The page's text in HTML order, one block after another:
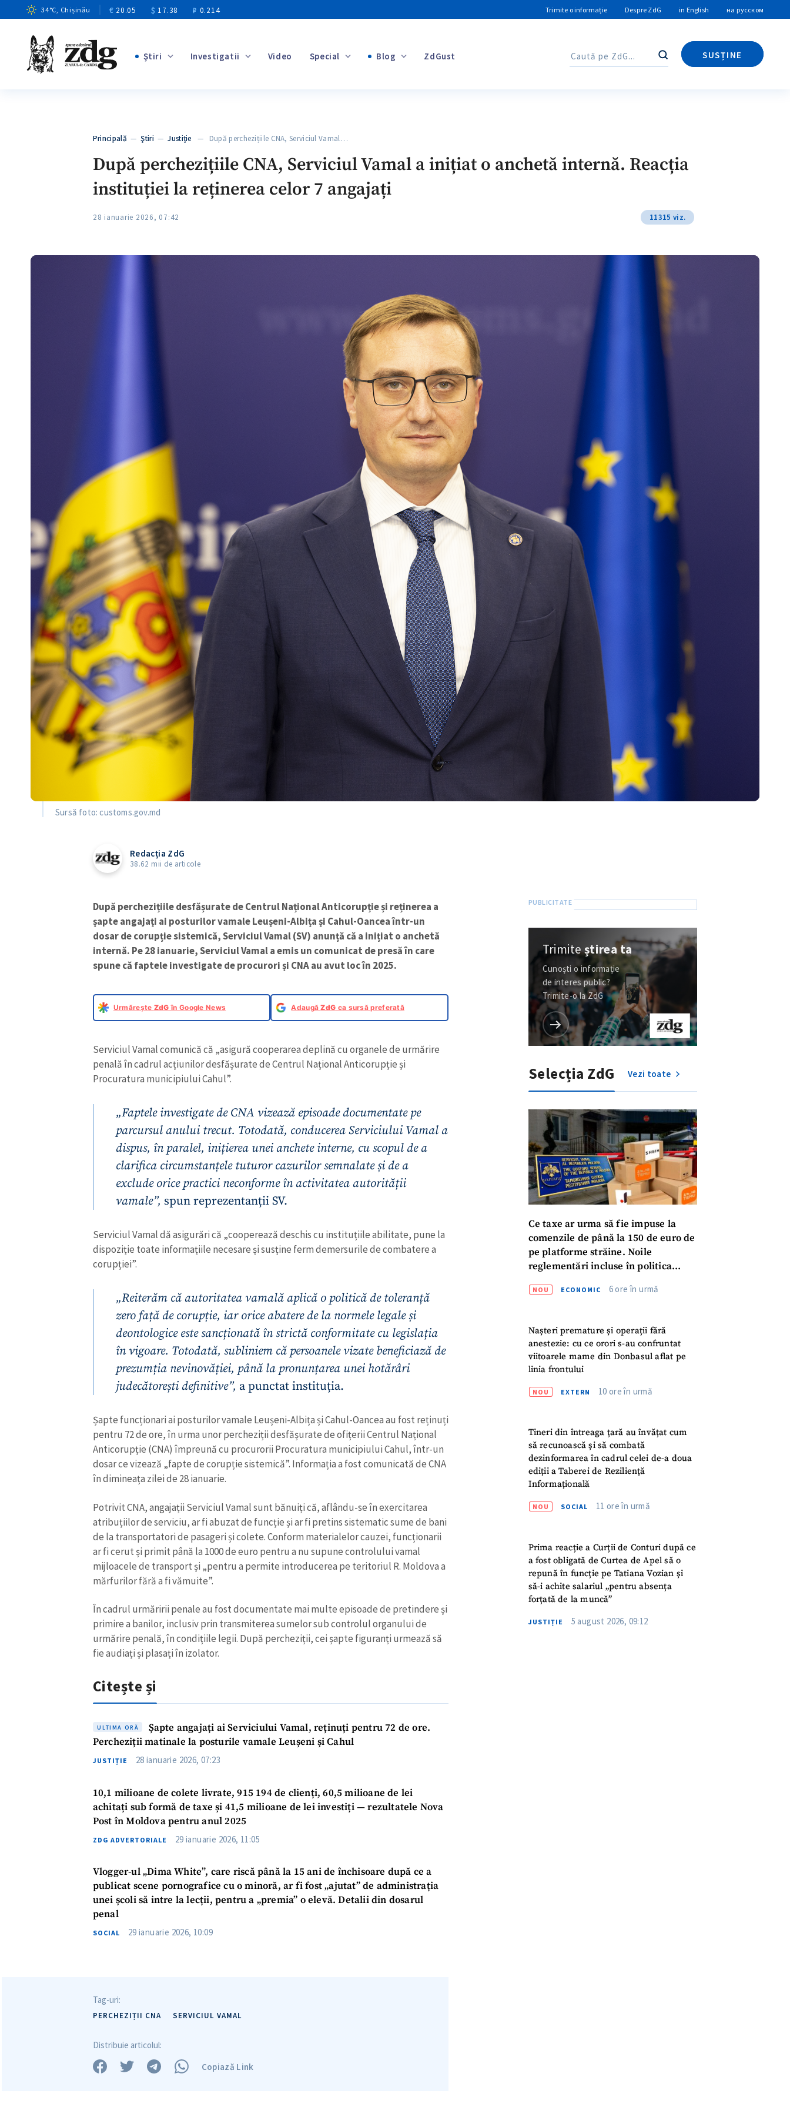
34°C, Chișinău € 20.05 $ 17.38 ₽ 0.214 Trimite o informație Despre ZdG in English на русском
Ştiri Investigatii Video Special Blog ZdGust Caută
SUSȚINE
Caută
Principală —Ştiri —Justiție — După perchezițiile CNA, Serviciul Vamal…
După perchezițiile CNA, Serviciul Vamal a inițiat o anchetă internă. Reacția
instituției la reținerea celor 7 angajați
28 ianuarie 2026, 07:42 11315 viz.
Sursă foto: customs.gov.md
Redacția ZdG
38.62 mii de articole
După perchezițiile desfășurate de Centrul Național Anticorupție și reținerea a
șapte angajați ai posturilor vamale Leușeni-Albița și Cahul-Oancea într-un
dosar de corupție sistemică, Serviciul Vamal (SV) anunță că a inițiat o anchetă
internă. Pe 28 ianuarie, Serviciul Vamal a emis un comunicat de presă în care
spune că faptele investigate de procurori și CNA au avut loc în 2025.
Urmărește ZdG în Google News AdaugăZdG ca sursă preferată
Serviciul Vamal comunică că „asigură cooperarea deplină cu organele de urmărire
penală în cadrul acțiunilor desfășurate de Centrul Național Anticorupție și
Procuratura municipiului Cahul”.
„Faptele investigate de CNA vizează episoade documentate pe
parcursul anului trecut. Totodată, conducerea Serviciului Vamal a
dispus, în paralel, inițierea unei anchete interne, cu scopul de a
clarifica circumstanțele tuturor cazurilor semnalate și de a
exclude orice practici neconforme în activitatea autorității
vamale”, spun reprezentanții SV.
Serviciul Vamal dă asigurări că „cooperează deschis cu instituțiile abilitate, pune la
dispoziție toate informațiile necesare și susține ferm demersurile de combatere a
corupției”.
„Reiterăm că autoritatea vamală aplică o politică de toleranță
zero față de corupție, iar orice abatere de la normele legale și
deontologice este sancționată în strictă conformitate cu legislația
în vigoare. Totodată, subliniem că persoanele vizate beneficiază de
prezumția nevinovăției, până la pronunțarea unei hotărâri
judecătorești definitive”, a punctat instituția.
Șapte funcționari ai posturilor vamale Leușeni-Albița și Cahul-Oancea au fost reținuți
pentru 72 de ore, în urma unor percheziții desfășurate de ofițerii Centrul Național
Anticorupție (CNA) împreună cu procurorii Procuratura municipiului Cahul, într-un
dosar ce vizează „fapte de corupție sistemică”. Informația a fost comunicată de CNA
în dimineața zilei de 28 ianuarie.
Potrivit CNA, angajații Serviciul Vamal sunt bănuiți că, aflându-se în exercitarea
atribuțiilor de serviciu, ar fi abuzat de funcție și ar fi pretins sistematic sume de bani
de la transportatori de pasageri și colete. Conform materialelor cauzei, funcționarii
ar fi cerut și primit până la 1000 de euro pentru a nu supune controlului vamal
mijloacele de transport și „pentru a permite introducerea pe teritoriul R. Moldova a
mărfurilor fără a fi vămuite”.
În cadrul urmăririi penale au fost documentate mai multe episoade de pretindere și
primire a banilor, inclusiv prin transmiterea sumelor sub controlul organului de
urmărire penală, în condițiile legii. După percheziții, cei șapte figuranți urmează să
fie audiați și plasați în izolator.
Citește și
ULTIMA ORĂ
Șapte angajați ai Serviciului Vamal, reținuți pentru 72 de ore.
Percheziții matinale la posturile vamale Leușeni și Cahul
JUSTIȚIE 28 ianuarie 2026, 07:23
10,1 milioane de colete livrate, 915 194 de clienți, 60,5 milioane de lei
achitați sub formă de taxe și 41,5 milioane de lei investiți — rezultatele Nova
Post în Moldova pentru anul 2025
ZDG ADVERTORIALE 29 ianuarie 2026, 11:05
Vlogger-ul „Dima White”, care riscă până la 15 ani de închisoare după ce a
publicat scene pornografice cu o minoră, ar fi fost „ajutat” de administrația
unei școli să intre la lecții, pentru a „premia” o elevă. Detalii din dosarul
penal
SOCIAL 29 ianuarie 2026, 10:09
Tag-uri:
PERCHEZIȚII CNA SERVICIUL VAMAL
Distribuie articolul:
Copiază Link
Trimiteștirea ta
Cunoști o informație
de interes public?
Trimite-o la ZdG
Selecția ZdG Vezi toate
Ce taxe ar urma să fie impuse la
comenzile de până la 150 de euro de
pe platforme străine. Noile
reglementări incluse în politica
NOU ECONOMIC 6 ore în urmă
Nașteri premature și operații fără
anestezie: cu ce orori s-au confruntat
viitoarele mame din Donbasul aflat pe
linia frontului
NOU EXTERN 10 ore în urmă
Tineri din întreaga țară au învățat cum
să recunoască și să combată
dezinformarea în cadrul celei de-a doua
ediții a Taberei de Reziliență
Informațională
NOU SOCIAL 11 ore în urmă
Prima reacție a Curții de Conturi după ce
a fost obligată de Curtea de Apel să o
repună în funcție pe Tatiana Vozian și
să-i achite salariul „pentru absența
forțată de la muncă”
JUSTIȚIE 5 august 2026, 09:12
ȘTIREA MEA
Fotografie + Încarcă imagine
Link media + Link media
Mesajul știrei + Mesajul știrei
CONTACT SURSĂ
+ Numele meu
+ Telefon personal